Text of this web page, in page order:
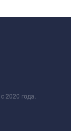
2020 года.